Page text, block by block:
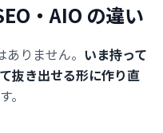
・AIO の違い
りません。 いま持って
抜き出せる形に作り直
。